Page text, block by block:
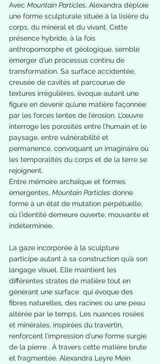
Avec Mountain Particles, Alexandra déploie
une forme sculpturale située à la lisière du
corps, du minéral et du vivant. Cette
présence hybride, à la fois
anthropomorphe et géologique, semble
émerger d’un processus continu de
transformation. Sa surface accidentée,
creusée de cavités et parcourue de
textures irrégulières, évoque autant une
figure en devenir qu’une matière façonnée
par les forces lentes de l’érosion. L’œuvre
interroge les porosités entre l’humain et le
paysage, entre vulnérabilité et
permanence, convoquant un imaginaire où
les temporalités du corps et de la terre se
rejoignent.
Entre mémoire archaïque et formes
émergentes, Mountain Particles donne
forme à un état de mutation perpétuelle,
où l’identité demeure ouverte, mouvante et
indéterminée.
La gaze incorporée à la sculpture
participe autant à sa construction qu’à son
langage visuel. Elle maintient les
différentes strates de matière tout en
générant une surface  qui évoque des
fibres naturelles, des racines ou une peau
altérée par le temps. Les nuances rosées
et minérales, inspirées du travertin,
renforcent l’impression d’une forme surgie
de la pierre . À travers cette matière brute
et fragmentée, Alexandra Leyre Mein